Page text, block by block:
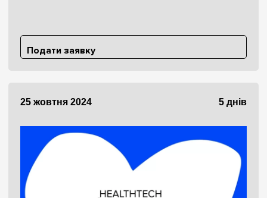
Подати заявку
25 жовтня 2024 5 днів